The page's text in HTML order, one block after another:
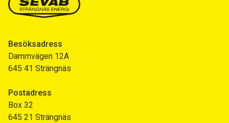
Besöksadress
Dammvägen 12A
645 41 Strängnäs
Postadress
Box 32
645 21 Strängnäs